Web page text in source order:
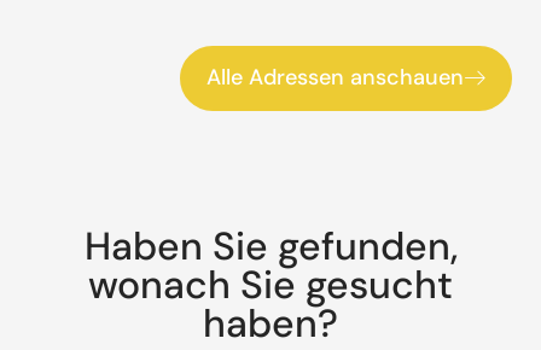
Alle Adressen anschauen
Haben Sie gefunden,
wonach Sie gesucht
haben?